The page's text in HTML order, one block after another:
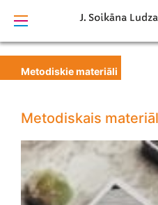
Metodiskie materiāli
Metodiskais
izstrādāts